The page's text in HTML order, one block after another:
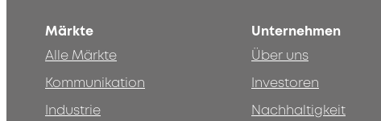
Märkte
Alle Märkte
Kommunikation
Industrie
Unternehmen
Über uns
Investoren
Nachhaltigkeit